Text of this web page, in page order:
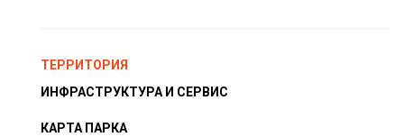
ТЕРРИТОРИЯ
ИНФРАСТРУКТУРА И СЕРВИС
КАРТА ПАРКА